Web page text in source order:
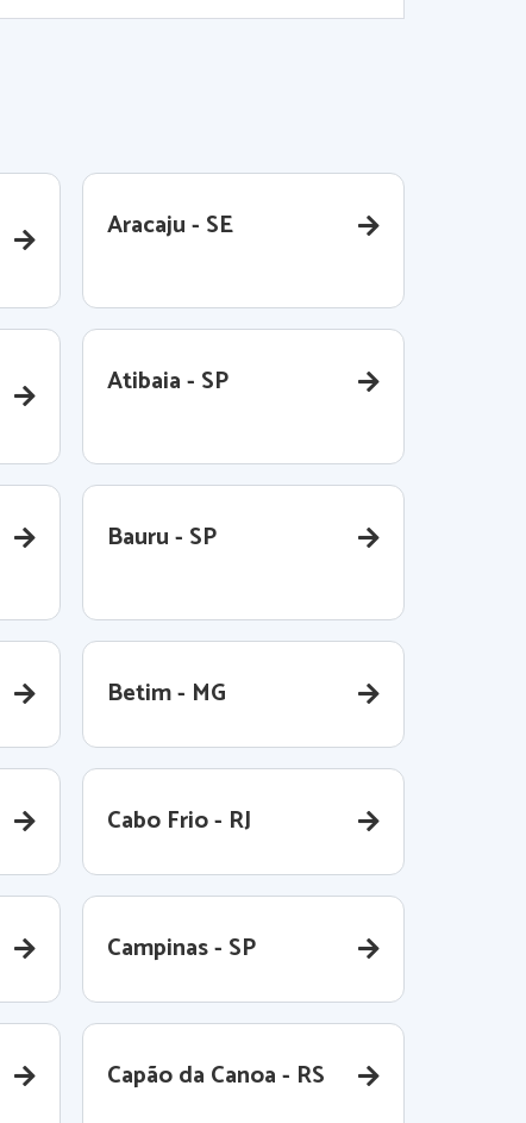
Aracaju - SE
Atibaia - SP
Bauru - SP
Betim - MG
Cabo Frio - RJ
Campinas - SP
Capão da Canoa - RS